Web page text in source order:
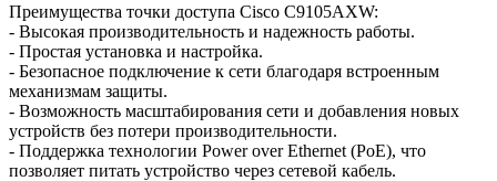
Преимущества точки доступа Cisco C9105AXW:
- Высокая производительность и надежность работы.
- Простая установка и настройка.
- Безопасное подключение к сети благодаря встроенным
механизмам защиты.
- Возможность масштабирования сети и добавления новых
устройств без потери производительности.
- Поддержка технологии Power over Ethernet (PoE), что
позволяет питать устройство через сетевой кабель.